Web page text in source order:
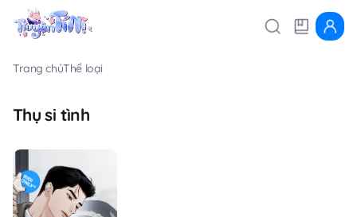
Trang chủThể loại
Thụ si tình